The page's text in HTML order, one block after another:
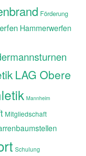
Förderung
Hammerwerfen
LAG Obere
Mannheim
Mitgliedschaft
Schulung